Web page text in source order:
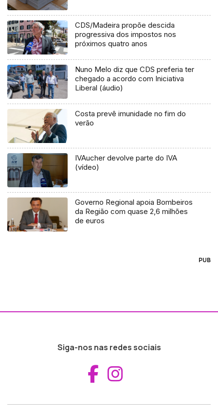
CDS/Madeira propõe descida
progressiva dos impostos nos
próximos quatro anos
Nuno Melo diz que CDS preferia ter
chegado a acordo com Iniciativa
Liberal (áudio)
Costa prevê imunidade no fim do
verão
IVAucher devolve parte do IVA
(vídeo)
Governo Regional apoia Bombeiros
da Região com quase 2,6 milhões
de euros
PUB
Siga-nos nas redes sociais
Aceder ao